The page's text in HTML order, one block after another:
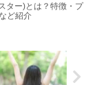
ター)とは？特徴・プ
ど紹介